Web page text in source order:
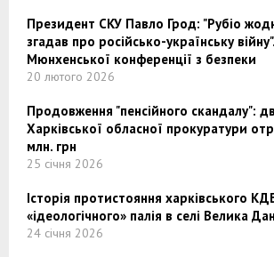
Президент СКУ Павло Грод: "Рубіо
згадав про російсько-українську
Мюнхенської конференції з безпеки
20 лютого 2026
Продовження "пенсійного скандалу":
Харківської обласної прокуратури
млн. грн
25 січня 2026
Історія протистояння харківського
«ідеологічного» палія в селі Велика
24 січня 2026